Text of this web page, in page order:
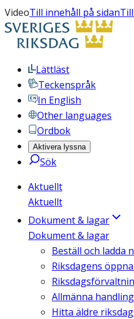
VideoTill innehåll på sidan
Lättläst
Teckenspråk
In English
Other languages
Ordbok
Aktivera lyssna
Sök
Aktuellt
Aktuellt
Dokument & lagar
Dokument & lagar
Beställ och ladda
Riksdagens
Allmänna
Hitta äldre